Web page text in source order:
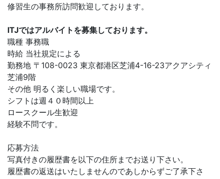
修習生の事務所訪問歓迎しております。
ITJではアルバイトを募集しております。
職種 事務職
時給 当社規定による
勤務地 〒108-0023 東京都港区芝浦4-16-23アクアシティ
芝浦9階
その他 明るく楽しい職場です。
シフトは週４０時間以上
ロースクール生歓迎
経験不問です。
応募方法
写真付きの履歴書を以下の住所までお送り下さい。
履歴書の返送はいたしませんのであしからずご了承下さ